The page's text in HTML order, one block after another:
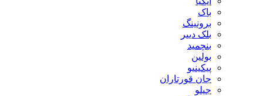
باک
برونینگ
بلک دییر
بنچمید
بولین
پیکینیو
جان قورتاران
جیلو